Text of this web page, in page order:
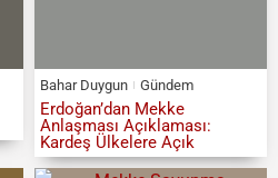
Bahar Duygun Gündem
Erdoğan’dan Mekke
Anlaşması Açıklaması:
Kardeş Ülkelere Açık